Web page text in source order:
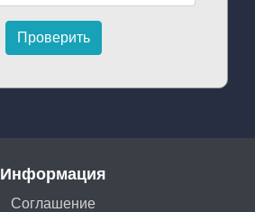
Информация
Соглашение